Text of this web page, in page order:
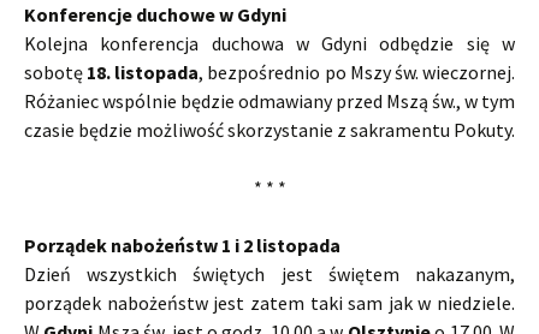
Konferencje duchowe w Gdyni
Kolejna konferencja duchowa w Gdyni odbędzie się w
sobotę 18. listopada, bezpośrednio po Mszy św. wieczornej.
Różaniec wspólnie będzie odmawiany przed Mszą św., w tym
czasie będzie możliwość skorzystanie z sakramentu Pokuty.
* * *
Porządek nabożeństw 1 i 2 listopada
Dzień wszystkich świętych jest świętem nakazanym,
porządek nabożeństw jest zatem taki sam jak w niedziele.